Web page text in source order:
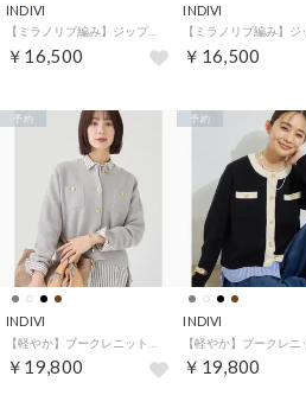
INDIVI
￥16,500
INDIVI
￥16,500
INDIVI
￥19,800
予約
INDIVI
￥19,800
予約